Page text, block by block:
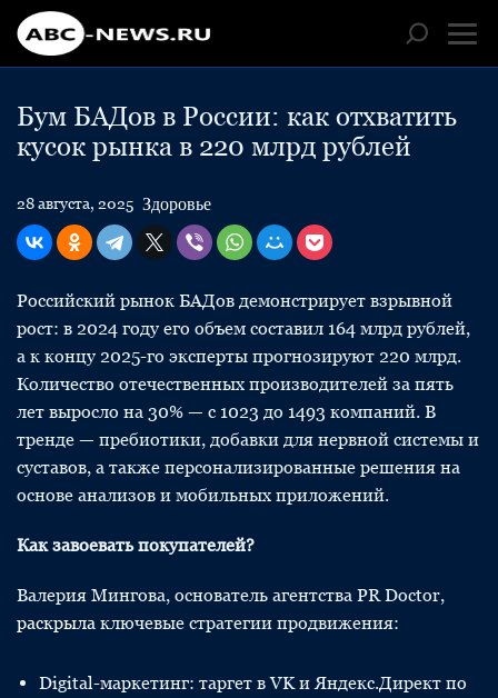
Бум БАДов в России: как отхватить
кусок рынка в 220 млрд рублей
28 августа, 2025 Здоровье
Российский рынок БАДов демонстрирует взрывной
рост: в 2024 году его объем составил 164 млрд рублей,
а к концу 2025-го эксперты прогнозируют 220 млрд.
Количество отечественных производителей за пять
лет выросло на 30% — с 1023 до 1493 компаний. В
тренде — пребиотики, добавки для нервной системы и
суставов, а также персонализированные решения на
основе анализов и мобильных приложений.
Как завоевать покупателей?
Валерия Мингова, основатель агентства PR Doctor,
раскрыла ключевые стратегии продвижения:
Digital-маркетинг: таргет в VK и Яндекс.Директ по